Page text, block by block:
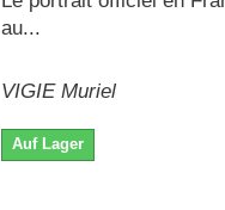
au...
VIGIE Muriel
Auf Lager